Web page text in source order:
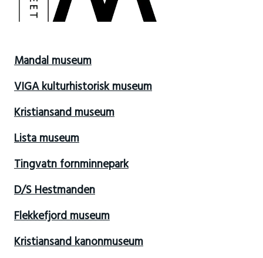
Mandal museum
VIGA kulturhistorisk museum
Kristiansand museum
Lista museum
Tingvatn fornminnepark
D/S Hestmanden
Flekkefjord museum
Kristiansand kanonmuseum